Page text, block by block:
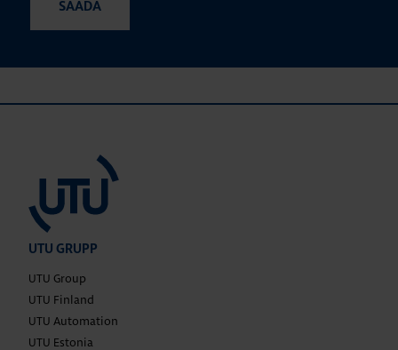
UTU GRUPP
UTU Group
UTU Finland
UTU Automation
UTU Estonia